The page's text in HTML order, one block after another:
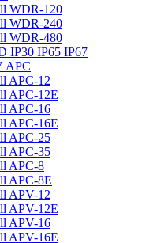
WDR-120
WDR-240
WDR-480
IP30 IP65 IP67
APC
APC-12
APC-12E
APC-16
APC-16E
APC-25
APC-35
APC-8
APC-8E
APV-12
APV-12E
APV-16
APV-16E